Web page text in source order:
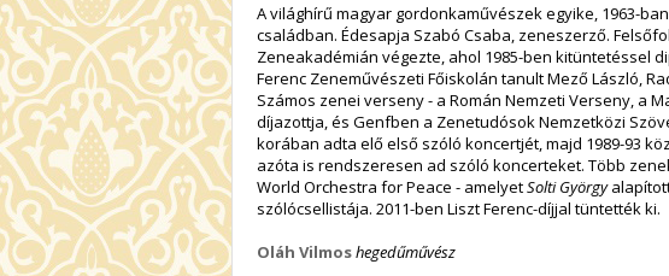
A világhírű magyar gordonkaművészek egyike, 1963-
családban. Édesapja Szabó Csaba, zeneszerző.
Zeneakadémián végezte, ahol 1985-ben kitüntetéssel
Ferenc Zeneművészeti Főiskolán tanult Mező László,
Számos zenei verseny - a Román Nemzeti Verseny, a
díjazottja, és Genfben a Zenetudósok Nemzetközi
korában adta elő első szóló koncertjét, majd 1989-93
azóta is rendszeresen ad szóló koncerteket. Több
World Orchestra for Peace - amelyetSolti György
szólócsellistája. 2011-ben Liszt Ferenc-díjjal tüntették ki.
Oláh Vilmoshegedűművész